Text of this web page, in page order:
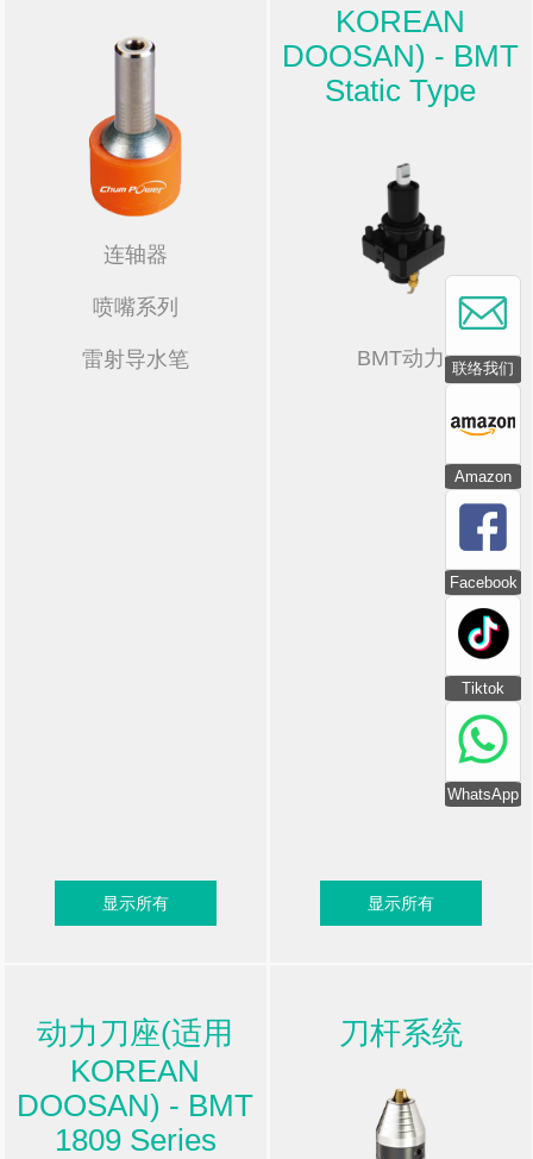
联络我们
Amazon
Facebook
Tiktok
WhatsApp
连轴器
喷嘴系列
雷射导水笔
显示所有
KOREAN
DOOSAN) - BMT
Static Type
BMT动力
显示所有
动力刀座(适用
KOREAN
DOOSAN) - BMT
1809 Series
刀杆系统